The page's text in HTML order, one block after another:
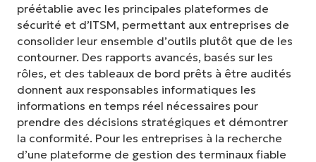
préétablie avec les principales plateformes de
sécurité et d’ITSM, permettant aux entreprises de
consolider leur ensemble d’outils plutôt que de les
contourner. Des rapports avancés, basés sur les
rôles, et des tableaux de bord prêts à être audités
donnent aux responsables informatiques les
informations en temps réel nécessaires pour
prendre des décisions stratégiques et démontrer
la conformité. Pour les entreprises à la recherche
d’une plateforme de gestion des terminaux fiable